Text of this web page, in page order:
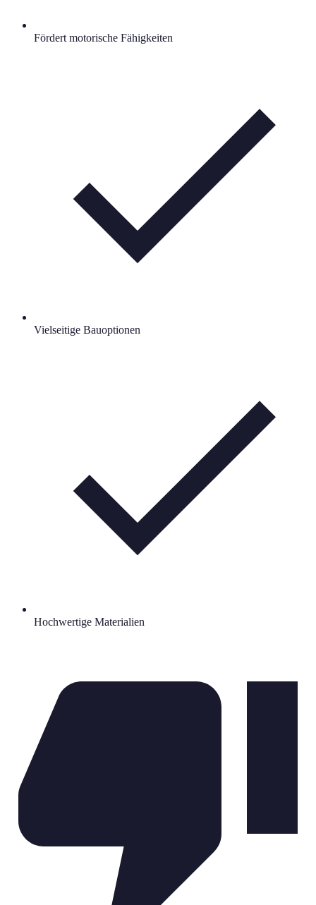
Fördert motorische Fähigkeiten
Vielseitige Bauoptionen
Hochwertige Materialien